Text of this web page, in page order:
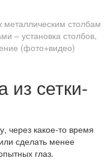
столбам
из сетки-
через какое-то время
сделать менее
глаз.